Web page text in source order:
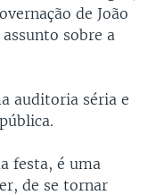
de João
sobre a
auditoria séria e
festa, é uma
de se tornar